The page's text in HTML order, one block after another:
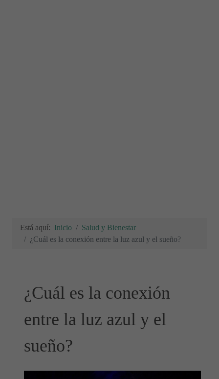
Está aquí: Inicio
Salud y Bienestar
¿Cuál es la conexión entre la luz azul y el sueño?
¿Cuál es la conexión
entre la luz azul y el
sueño?